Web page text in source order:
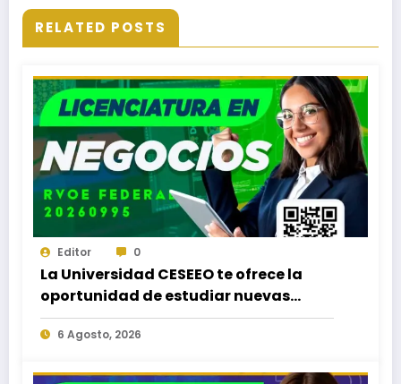
RELATED POSTS
Editor 0
La Universidad CESEEO te ofrece la
oportunidad de estudiar nuevas
Licenciaturas en los Campus Oaxaca,
Puerto Escondido, Ixtepec y en la
6 Agosto, 2026